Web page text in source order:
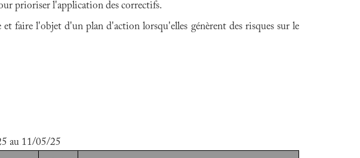
prioriser l'application des correctifs.
faire l'objet d'un plan d'action lorsqu'elles génèrent des risques sur le
au 11/05/25